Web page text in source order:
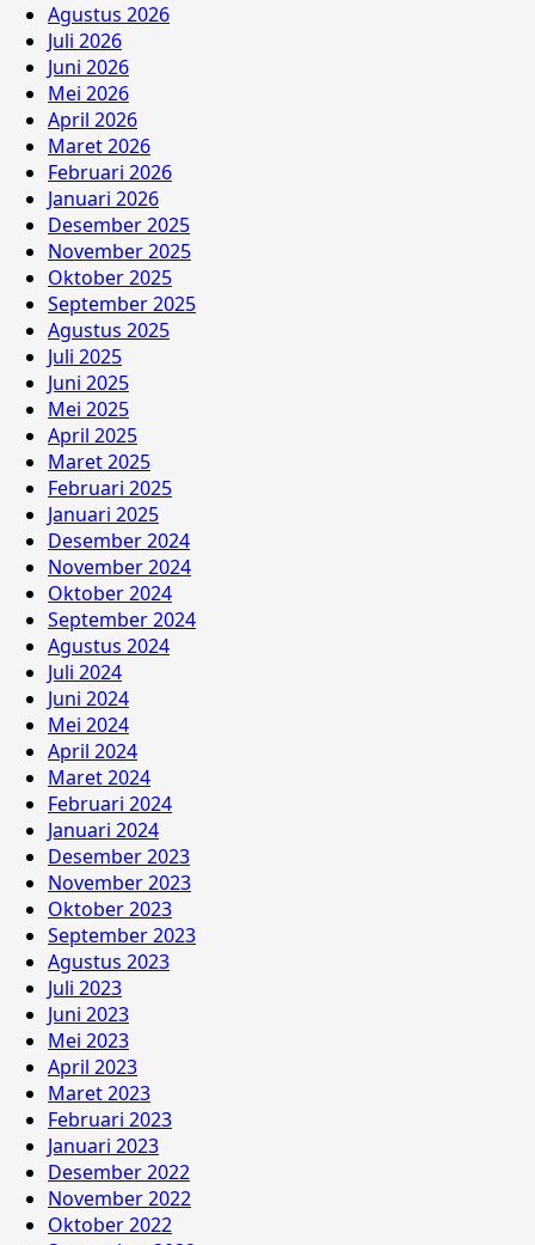
Agustus 2026
Juli 2026
Juni 2026
Mei 2026
April 2026
Maret 2026
Februari 2026
Januari 2026
Desember 2025
November 2025
Oktober 2025
September 2025
Agustus 2025
Juli 2025
Juni 2025
Mei 2025
April 2025
Maret 2025
Februari 2025
Januari 2025
Desember 2024
November 2024
Oktober 2024
September 2024
Agustus 2024
Juli 2024
Juni 2024
Mei 2024
April 2024
Maret 2024
Februari 2024
Januari 2024
Desember 2023
November 2023
Oktober 2023
September 2023
Agustus 2023
Juli 2023
Juni 2023
Mei 2023
April 2023
Maret 2023
Februari 2023
Januari 2023
Desember 2022
November 2022
Oktober 2022